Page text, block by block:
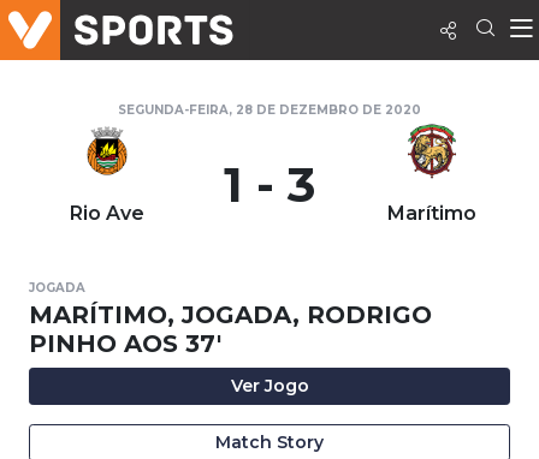
SEGUNDA-FEIRA, 28 DE DEZEMBRO DE 2020
Rio Ave 1 - 3 Marítimo
JOGADA
MARÍTIMO, JOGADA, RODRIGO
PINHO AOS 37'
Ver Jogo
Match Story